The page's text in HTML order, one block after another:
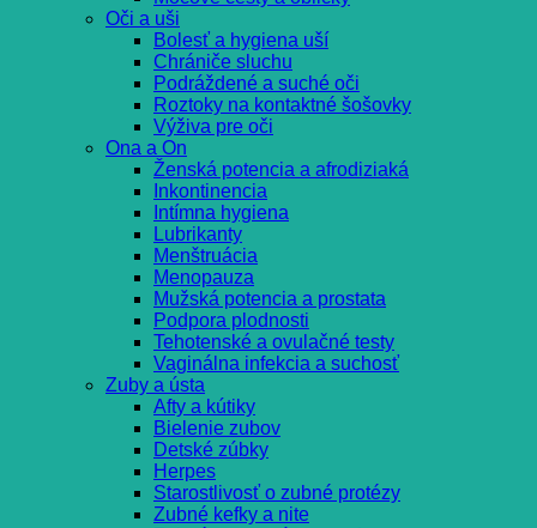
Oči a uši
Bolesť a hygiena uší
Chrániče sluchu
Podráždené a suché oči
Roztoky na kontaktné šošovky
Výživa pre oči
Ona a On
Ženská potencia a afrodiziaká
Inkontinencia
Intímna hygiena
Lubrikanty
Menštruácia
Menopauza
Mužská potencia a prostata
Podpora plodnosti
Tehotenské a ovulačné testy
Vaginálna infekcia a suchosť
Zuby a ústa
Afty a kútiky
Bielenie zubov
Detské zúbky
Herpes
Starostlivosť o zubné protézy
Zubné kefky a nite